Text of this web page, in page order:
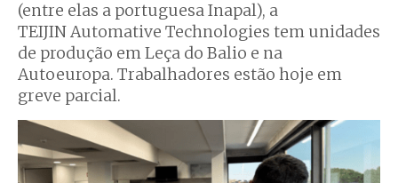
(entre elas a portuguesa Inapal), a
TEIJIN Automative Technologies tem unidades
de produção em Leça do Balio e na
Autoeuropa. Trabalhadores estão hoje em
greve parcial.